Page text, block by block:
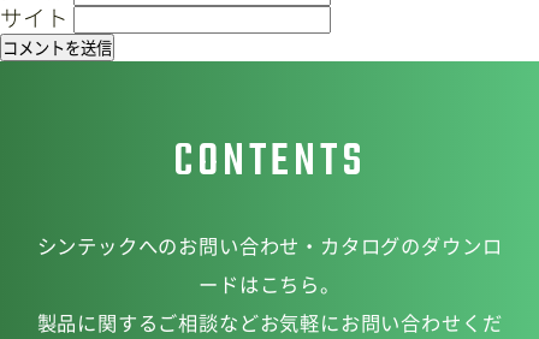
シンテック公式Instagram
シンテック公式Youtubeチャンネル
サイト
CONTENTS
シンテックへのお問い合わせ・カタログのダウンロ
ードはこちら。
製品に関するご相談などお気軽にお問い合わせくだ